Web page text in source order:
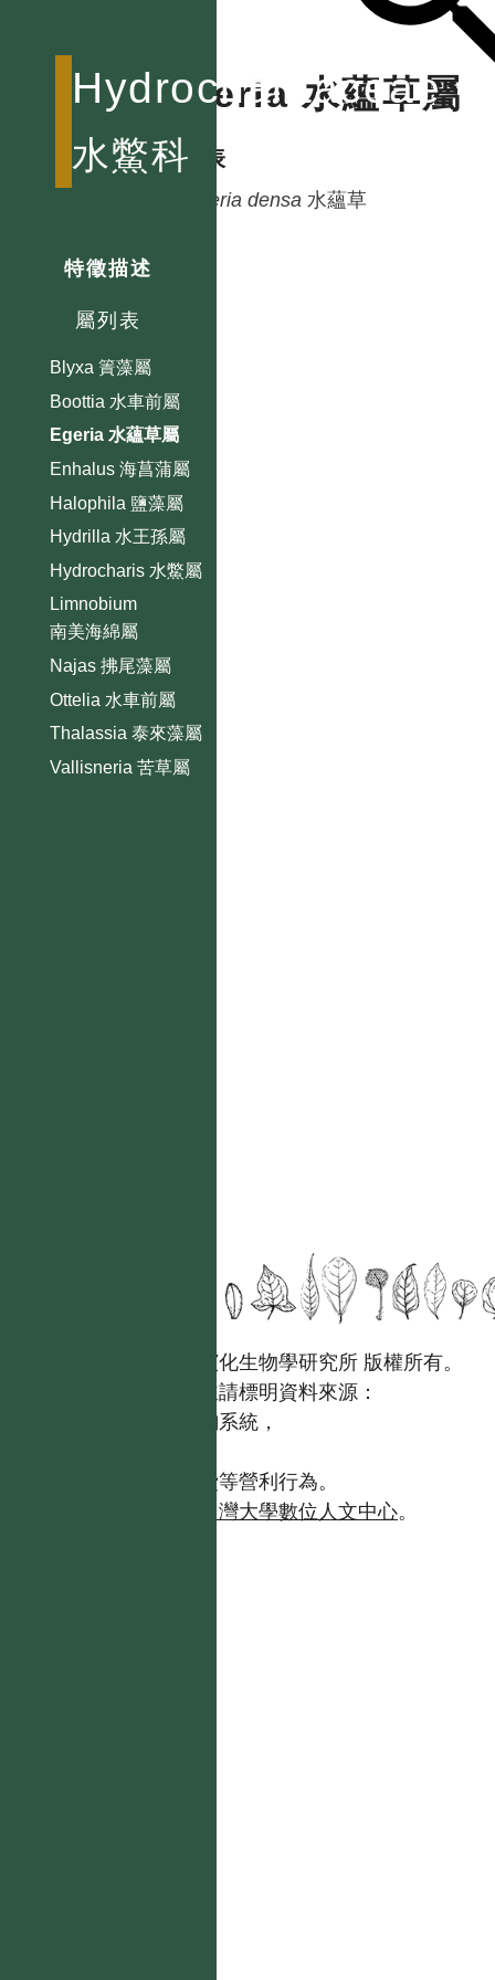
Hydrocharitaceae
水鱉科
特徵描述
屬列表
Blyxa 簀藻屬
Boottia 水車前屬
Egeria 水蘊草屬
Enhalus 海菖蒲屬
Halophila 鹽藻屬
Hydrilla 水王孫屬
Hydrocharis 水鱉屬
Limnobium
南美海綿屬
Najas 拂尾藻屬
Ottelia 水車前屬
Thalassia 泰來藻屬
Vallisneria 苦草屬
Egeria 水蘊草屬
種列表
Egeria densa 水蘊草
國立台灣大學生態學與演化生物學研究所 版權所有。
歡迎引用本網站資料，並請標明資料來源：
【台灣植物資訊整合查詢系統，
且不得有收取資料查詢費等營利行為。
台灣大學數位人文中心。